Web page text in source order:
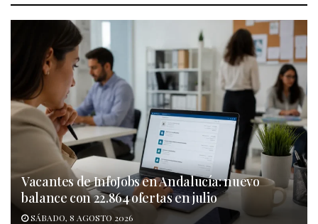
Vacantes de InfoJobs en Andalucía: nuevo
balance con 22.864 ofertas en julio
SÁBADO, 8 AGOSTO 2026